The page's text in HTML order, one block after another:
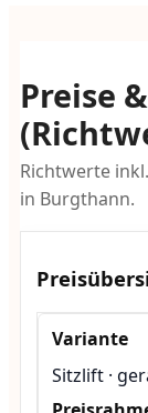
Preise
Richtwerte
in Burgthann.
Sitzlift ·